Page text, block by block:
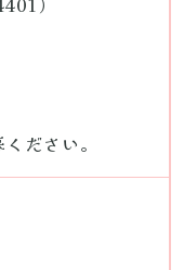
ださい。